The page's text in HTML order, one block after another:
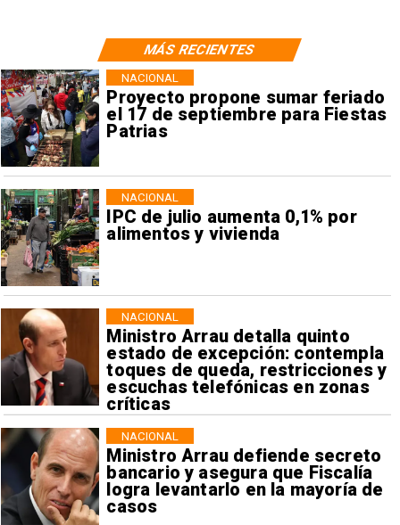
Proyecto propone sumar feriado
el 17 de septiembre para Fiestas
Patrias
NACIONAL
IPC de julio aumenta 0,1% por
alimentos y vivienda
NACIONAL
Ministro Arrau detalla quinto
estado de excepción: contempla
toques de queda, restricciones y
escuchas telefónicas en zonas
críticas
NACIONAL
Ministro Arrau defiende secreto
bancario y asegura que Fiscalía
logra levantarlo en la mayoría de
casos
NACIONAL
MÁS RECIENTES